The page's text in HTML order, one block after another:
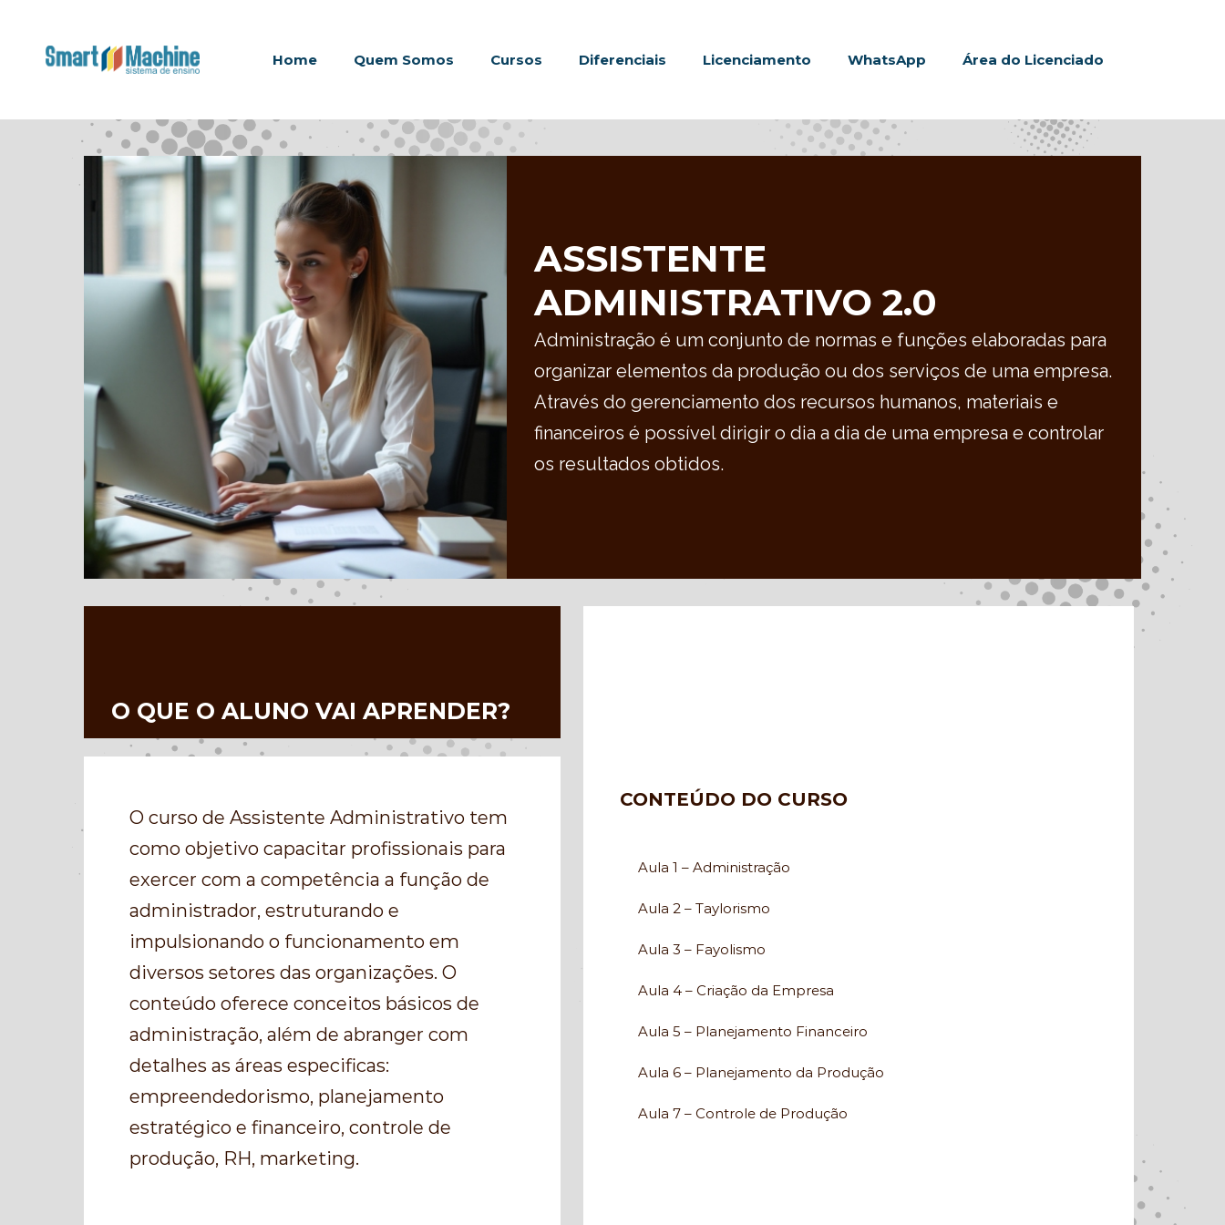
Home Quem Somos Cursos Diferenciais Licenciamento WhatsApp Área do Licenciado
ASSISTENTE
ADMINISTRATIVO 2.0
Administração é um conjunto de normas e funções elaboradas para
organizar elementos da produção ou dos serviços de uma empresa.
Através do gerenciamento dos recursos humanos, materiais e
financeiros é possível dirigir o dia a dia de uma empresa e controlar
os resultados obtidos.
O QUE O ALUNO VAI APRENDER?
O curso de Assistente Administrativo tem
como objetivo capacitar profissionais para
exercer com a competência a função de
administrador, estruturando e
impulsionando o funcionamento em
diversos setores das organizações. O
conteúdo oferece conceitos básicos de
administração, além de abranger com
detalhes as áreas especificas:
empreendedorismo, planejamento
estratégico e financeiro, controle de
produção, RH, marketing.
CONTEÚDO DO CURSO
Aula 1 – Administração
Aula 2 – Taylorismo
Aula 3 – Fayolismo
Aula 4 – Criação da Empresa
Aula 5 – Planejamento Financeiro
Aula 6 – Planejamento da Produção
Aula 7 – Controle de Produção